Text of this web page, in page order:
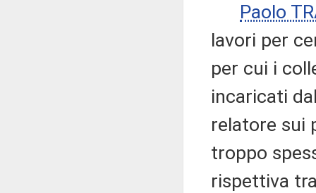
Paolo
lavori per
per cui i
incaricati
relatore sui
troppo
rispettiva